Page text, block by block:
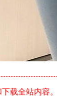
载全站内容。